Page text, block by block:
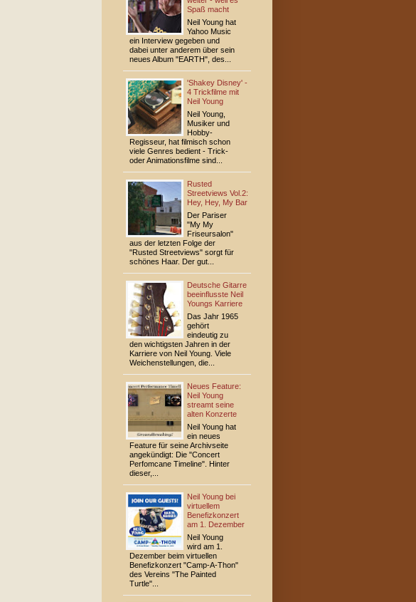
Spaß macht
Neil Young hat
Yahoo Music
ein Interview gegeben und
dabei unter anderem über sein
neues Album "EARTH", des...
'Shakey Disney' -
4 Trickfilme mit
Neil Young
Neil Young,
Musiker und
Hobby-
Regisseur, hat filmisch schon
viele Genres bedient - Trick-
oder Animationsfilme sind...
Rusted
Streetviews Vol.2:
Hey, Hey, My Bar
Der Pariser
"My My
Friseursalon"
aus der letzten Folge der
"Rusted Streetviews" sorgt für
schönes Haar. Der gut...
Deutsche Gitarre
beeinflusste Neil
Youngs Karriere
Das Jahr 1965
gehört
eindeutig zu
den wichtigsten Jahren in der
Karriere von Neil Young. Viele
Weichenstellungen, die...
Neues Feature:
Neil Young
streamt seine
alten Konzerte
Neil Young hat
ein neues
Feature für seine Archivseite
angekündigt: Die "Concert
Perfomcane Timeline". Hinter
dieser,...
Neil Young bei
virtuellem
Benefizkonzert
am 1. Dezember
Neil Young
wird am 1.
Dezember beim virtuellen
Benefizkonzert "Camp-A-Thon"
des Vereins "The Painted
Turtle"...